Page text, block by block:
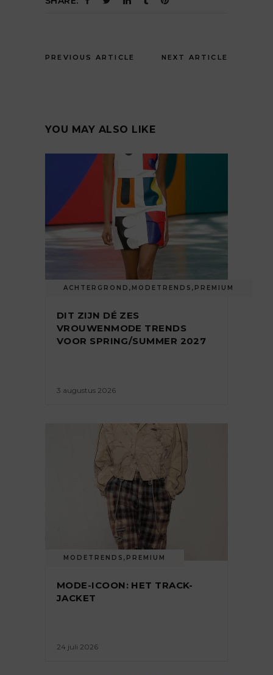
PREVIOUS ARTICLE NEXT ARTICLE
YOU MAY ALSO LIKE
ACHTERGROND , MODETRENDS , PREMIUM
DIT ZIJN DÉ ZES
VROUWENMODE TRENDS
VOOR SPRING/SUMMER 2027
3 augustus 2026
MODETRENDS , PREMIUM
MODE-ICOON: HET TRACK-
JACKET
24 juli 2026